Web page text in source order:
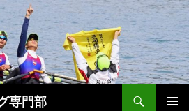
専門部